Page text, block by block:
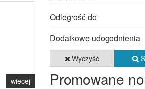
więcej
Odległość do
Dodatkowe udogodnienia
Wyczyść
Promowane